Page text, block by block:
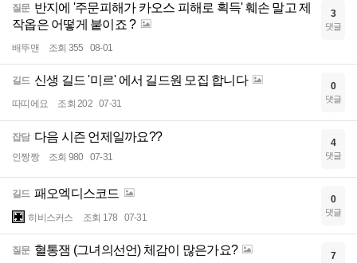
질문 반지에 '주문피해가 카오스 피해로 획득' 훼손 말고 제
작옵은 어떻게 붙이죠 ?
배뚜맨 조회 355 08-01
3
댓글
길드 신생 길드 '미르' 에서 길드원 모집 합니다
따띠에요 조회 202 07-31
0
댓글
잡담 다음 시즌 언제일까요??
인짱짱 조회 980 07-31
4
댓글
길드 패오엑디스코드
히비스커스 조회 178 07-31
0
댓글
질문 혈통잼 (그녀의선언) 체감이 많은가요? 7